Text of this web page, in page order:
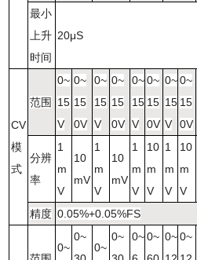
最小
上升
时间
20μS
CV
模
式
范围
0~
15
V
0~
15
0V
0~
15
V
0~
15
0V
0~
15
V
0~
15
0V
0~
15
V
0~
15
0V
分辨
率
1
m
V
10
mV
1
m
V
10
mV
1
m
V
10
m
V
1
m
V
10
m
V
精度 0.05%+0.05%FS
0~
0~
0~
0~
0~ 0~ 0~ 0~